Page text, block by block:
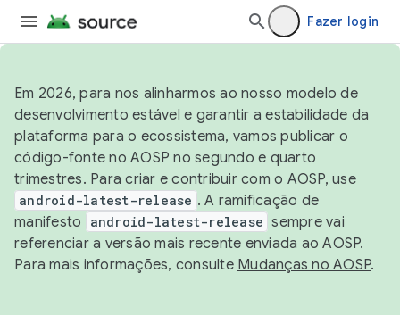
Fazer login
Em 2026, para nos alinharmos ao nosso modelo de
desenvolvimento estável e garantir a estabilidade da
plataforma para o ecossistema, vamos publicar o
código-fonte no AOSP no segundo e quarto
trimestres. Para criar e contribuir com o AOSP, use
android-latest-release . A ramificação de
manifesto
android-latest-release sempre vai
referenciar a versão mais recente enviada ao AOSP.
Para mais informações, consulte Mudanças no AOSP.